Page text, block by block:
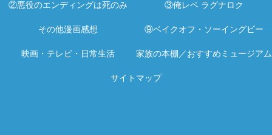
②悪役のエンディングは死のみ ③俺レベ ラグナロク
その他漫画感想 ⑨ベイクオフ・ソーイングビー
映画・テレビ・日常生活 家族の本棚／おすすめミュージアム
サイトマップ